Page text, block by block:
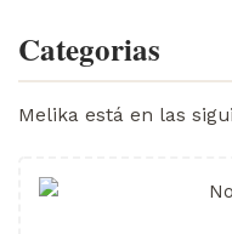
Categorias
Melika está en las